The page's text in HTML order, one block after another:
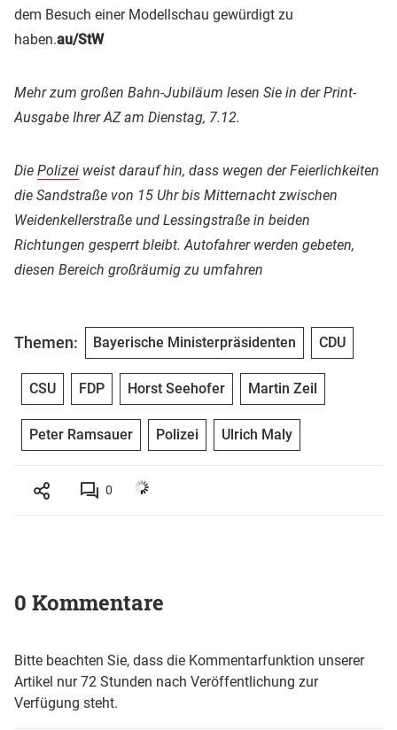
dem Besuch einer Modellschau gewürdigt zu
haben.au/StW
Mehr zum großen Bahn-Jubiläum lesen Sie in der Print-
Ausgabe Ihrer AZ am Dienstag, 7.12.
Die Polizei weist darauf hin, dass wegen der Feierlichkeiten
die Sandstraße von 15 Uhr bis Mitternacht zwischen
Weidenkellerstraße und Lessingstraße in beiden
Richtungen gesperrt bleibt. Autofahrer werden gebeten,
diesen Bereich großräumig zu umfahren
Themen: Bayerische Ministerpräsidenten CDU
CSU FDP Horst Seehofer Martin Zeil
Peter Ramsauer Polizei Ulrich Maly
0
0 Kommentare
Bitte beachten Sie, dass die Kommentarfunktion unserer
Artikel nur 72 Stunden nach Veröffentlichung zur
Verfügung steht.